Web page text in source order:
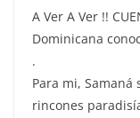
A Ver A Ver !!
Dominicana
.
Para mi,
rincones